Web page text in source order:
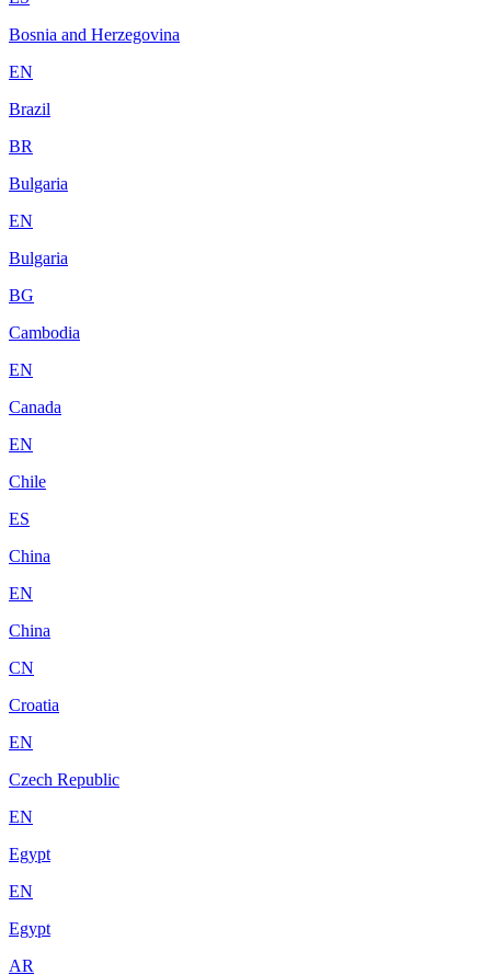
Bosnia and Herzegovina
EN
Brazil
BR
Bulgaria
EN
Bulgaria
BG
Cambodia
EN
Canada
EN
Chile
ES
China
EN
China
CN
Croatia
EN
Czech Republic
EN
Egypt
EN
Egypt
AR